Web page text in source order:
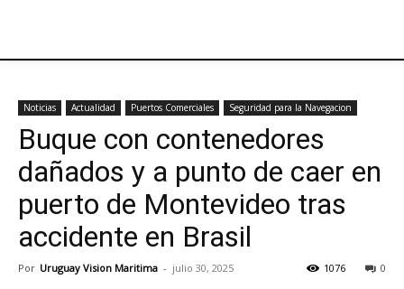
Noticias Actualidad Puertos Comerciales Seguridad para la Navegacion
Buque con contenedores
dañados y a punto de caer en
puerto de Montevideo tras
accidente en Brasil
Por Uruguay Vision Maritima - julio 30, 2025 0
1076